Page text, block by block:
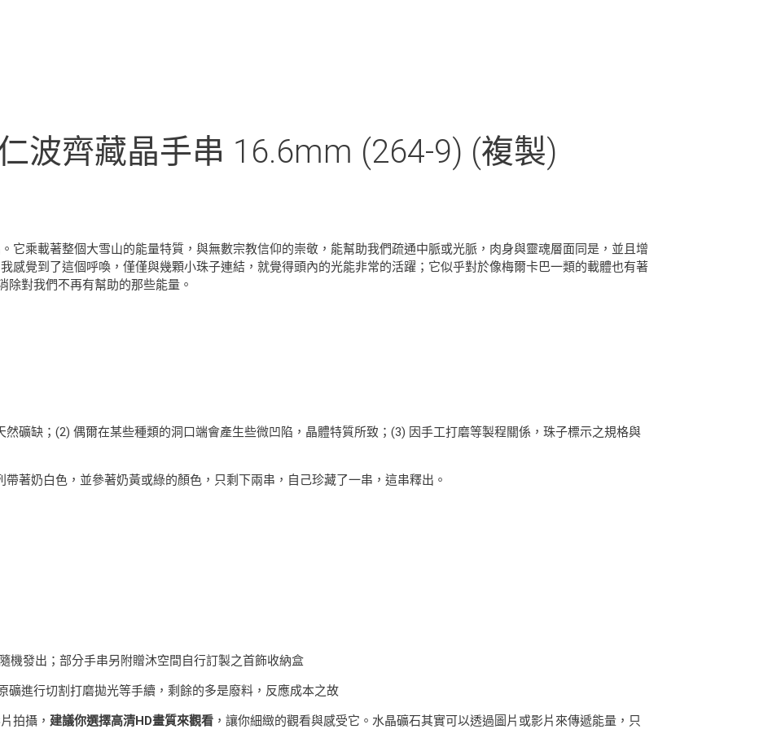
波齊藏晶手串 16.6mm (264-9) (複製)
它乘載著整個大雪山的能量特質，與無數宗教信仰的崇敬，能幫助我們疏通中脈或光脈，肉身與靈魂層面同是，並且增
感覺到了這個呼喚，僅僅與幾顆小珠子連結，就覺得頭內的光能非常的活躍；它似乎對於像梅爾卡巴一類的載體也有著
除對我們不再有幫助的那些能量。
然礦缺；(2) 偶爾在某些種類的洞口端會產生些微凹陷，晶體特質所致；(3) 因手工打磨等製程關係，珠子標示之規格與
著奶白色，並參著奶黃或綠的顏色，只剩下兩串，自己珍藏了一串，這串釋出。
機發出；部分手串另附贈沐空間自行訂製之首飾收納盒
進行切割打磨拋光等手續，剩餘的多是廢料，反應成本之故
拍攝， 建議你選擇高清HD畫質來觀看 ，讓你細緻的觀看與感受它。水晶礦石其實可以透過圖片或影片來傳遞能量，只